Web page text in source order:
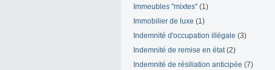
Immeubles "mixtes" (1)
Immobilier de luxe (1)
Indemnité d'occupation illégale (3)
Indemnité de remise en état(2)
Indemnité de résiliation anticipée (7)